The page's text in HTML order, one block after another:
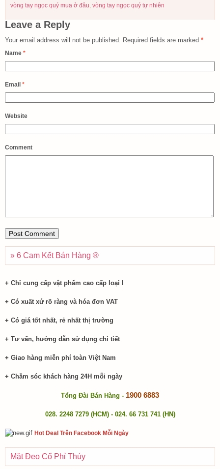
vòng tay ngọc quý mua ở đâu, vòng tay ngọc quý tự nhiên
Leave a Reply
Your email address will not be published. Required fields are marked *
Name *
Email *
Website
Comment
» 6 Cam Kết Bán Hàng ®​
+ Chỉ cung cấp vật phẩm cao cấp loại I
+ Có xuất xứ rõ ràng và hóa đơn VAT
+ Có giá tốt nhất, rẻ nhất thị trường
+ Tư vấn, hướng dẫn sử dụng chi tiết
+ Giao hàng miễn phí toàn Việt Nam
+ Chăm sóc khách hàng 24H mỗi ngày
Tổng Đài Bán Hàng - 1900 6883
028. 2248 7279 (HCM) - 024. 66 731 741 (HN)
Hot Deal Trên Facebook Mỗi Ngày
Mặt Đeo Cổ Phỉ Thúy